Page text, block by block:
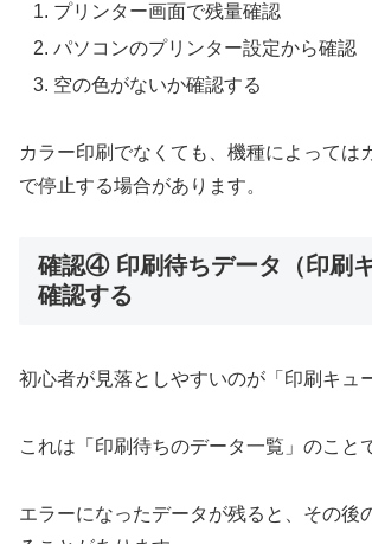
プリンター画面で残量確認
パソコンのプリンター設定から確認
空の色がないか確認する
カラー印刷でなくても、機種によっては
で停止する場合があります。
確認④ 印刷待ちデータ（印刷
確認する
初心者が見落としやすいのが「印刷キュ
これは「印刷待ちのデータ一覧」のこと
エラーになったデータが残ると、その後